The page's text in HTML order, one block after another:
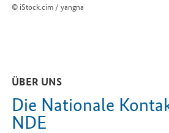
© iStock.cim / yangna
ÜBER UNS
Die Nationale
NDE